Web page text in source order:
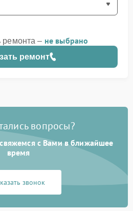
ремонт
ремонта – не выбрано
вопросы?
с Вами в ближайшее
время
звонок